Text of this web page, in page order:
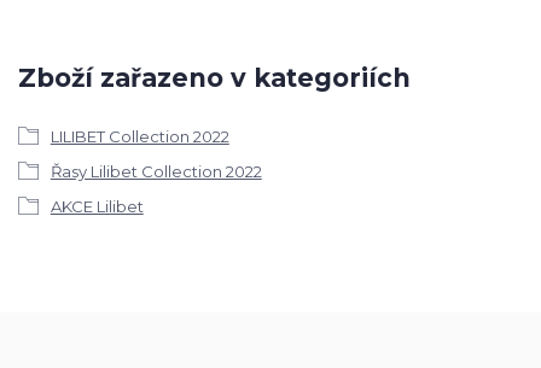
Zboží zařazeno v kategoriích
LILIBET Collection 2022
Řasy Lilibet Collection 2022
AKCE Lilibet